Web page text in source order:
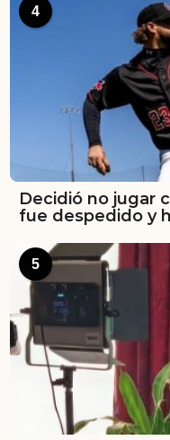
4
Decidió no jugar
fue despedido y
5